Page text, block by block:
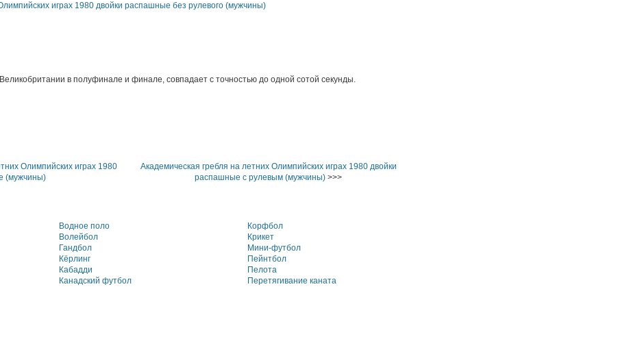
играх 1980 двойки распашные без рулевого (мужчины)
в полуфинале и финале, совпадает с точностью до одной сотой секунды.
Олимпийских играх 1980
(мужчины)
Академическая гребля на летних Олимпийских играх 1980 двойки
распашные с рулевым (мужчины) >>>
Водное поло
Волейбол
Гандбол
Кёрлинг
Кабадди
Канадский футбол
Корфбол
Крикет
Мини-футбол
Пейнтбол
Пелота
Перетягивание каната